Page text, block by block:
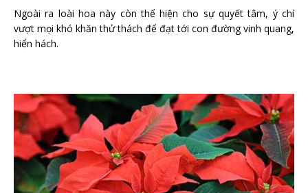
Ngoài ra loài hoa này còn thể hiện cho sự quyết tâm, ý chí
vượt mọi khó khăn thử thách để đạt tới con đường vinh quang,
hiển hách.